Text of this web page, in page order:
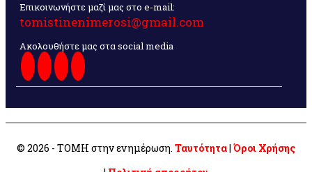
Επικοινωνήστε μαζί μας στο e-mail:
tomistinenimerosi@gmail.com
Ακολουθήστε μας στα social media
© 2026 - ΤΟΜΗ στην ενημέρωση. Ταυτότητα| Όροι Χρήσης